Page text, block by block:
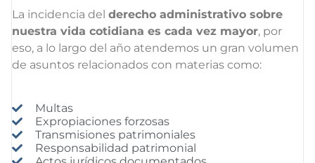
La incidencia del derecho administrativo sobre
nuestra vida cotidiana es cada vez mayor, por
eso, a lo largo del año atendemos un gran volumen
de asuntos relacionados con materias como:
Multas
Expropiaciones forzosas
Transmisiones patrimoniales
Responsabilidad patrimonial